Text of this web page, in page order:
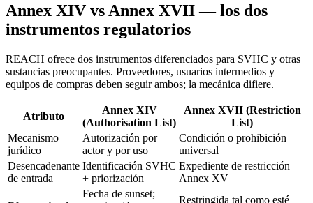
Annex XIV vs Annex XVII — los dos
instrumentos regulatorios
REACH ofrece dos instrumentos diferenciados para SVHC y otras
sustancias preocupantes. Proveedores, usuarios intermedios y
equipos de compras deben seguir ambos; la mecánica difiere.
Atributo
Annex XIV
(Authorisation List)
Annex XVII (Restriction
List)
Mecanismo
jurídico
Autorización por
actor y por uso
Condición o prohibición
universal
Desencadenante
de entrada
Identificación SVHC
+ priorización
Expediente de restricción
Annex XV
Fecha de sunset;
Restringida tal como esté